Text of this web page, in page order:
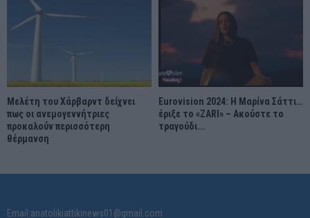
Μελέτη του Χάρβαρντ δείχνει
πως οι ανεμογεννήτριες
προκαλούν περισσότερη
θέρμανση
Eurovision 2024: Η Μαρίνα Σάττι…
έριξε το «ZARI» – Ακούστε το
τραγούδι...
Email:anatolikiattikinews01@gmail.com